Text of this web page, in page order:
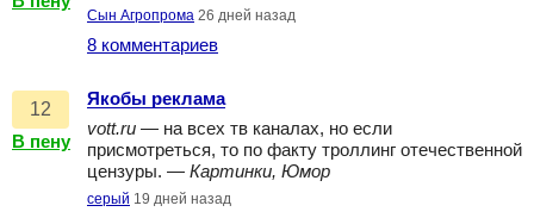
Сын Агропрома 26 дней назад
8 комментариев
12
В пену
Якобы реклама
vott.ru — на всех тв каналах, но если
присмотреться, то по факту троллинг отечественной
цензуры. — Картинки, Юмор
серый 19 дней назад